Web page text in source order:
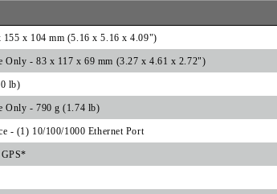
155 x 104 mm (5.16 x 5.16 x 4.09")
Only - 83 x 117 x 69 mm (3.27 x 4.61 x 2.72")
lb)
Only - 790 g (1.74 lb)
- (1) 10/100/1000 Ethernet Port